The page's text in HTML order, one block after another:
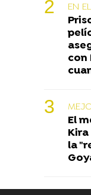
EN
con
El
la